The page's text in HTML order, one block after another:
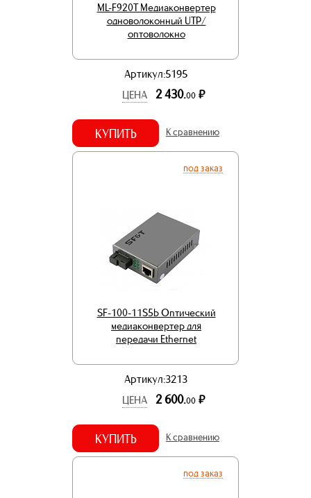
ML-F920T Медиаконвертер
одноволоконный UTP/
оптоволокно
Артикул:5195
ЦЕНА
2 430.00 р.
КУПИТЬ К сравнению
под заказ
SF-100-11S5b Оптический
медиаконвертер для
передачи Ethernet
Артикул:3213
ЦЕНА
2 600.00 р.
КУПИТЬ К сравнению
под заказ